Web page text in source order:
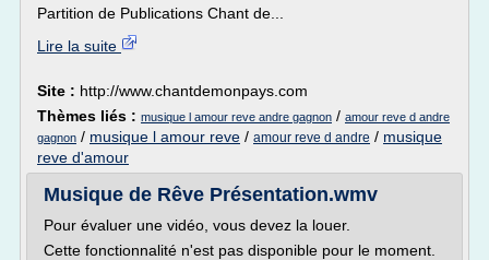
Partition de Publications Chant de...
Lire la suite
Site : http://www.chantdemonpays.com
Thèmes liés : musique l amour reve andre gagnon / amour reve d andre
gagnon / musique l amour reve / amour reve d andre / musique
reve d'amour
Musique de Rêve Présentation.wmv
Pour évaluer une vidéo, vous devez la louer.
Cette fonctionnalité n'est pas disponible pour le moment.